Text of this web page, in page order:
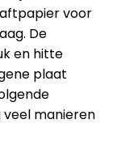
voor
De
en hitte
plaat
manieren